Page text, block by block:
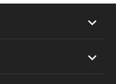

